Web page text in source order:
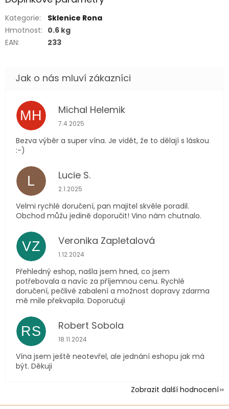
Kategorie:
Sklenice Rona
Hmotnost: 0.6 kg
EAN: 233
MH Michal Helemik
Hodnocení obchodu je 5 z 5 hvězdiček.
7.4.2025
Bezva výběr a super vína. Je vidět, že to dělají s láskou
:-)
L Lucie S.
Hodnocení obchodu je 5 z 5 hvězdiček.
2.1.2025
Velmi rychlé doručení, pan majitel skvěle poradil.
Obchod můžu jedině doporučit! Vino nám chutnalo.
VZ Veronika Zapletalová
Hodnocení obchodu je 5 z 5 hvězdiček.
1.12.2024
Přehledný eshop, našla jsem hned, co jsem
potřebovala a navíc za příjemnou cenu. Rychlé
doručení, pečlivé zabalení a možnost dopravy zdarma
mě mile překvapila. Doporučuji
RS Robert Sobola
Hodnocení obchodu je 5 z 5 hvězdiček.
18.11.2024
Vína jsem ještě neotevřel, ale jednání eshopu jak má
být. Děkuji
Zobrazit další hodnocení